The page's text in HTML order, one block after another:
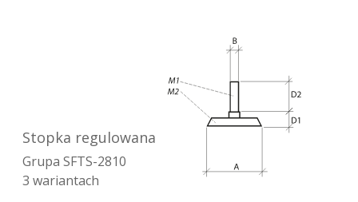
Stopka regulowana
Grupa SFTS-2810
3 wariantach